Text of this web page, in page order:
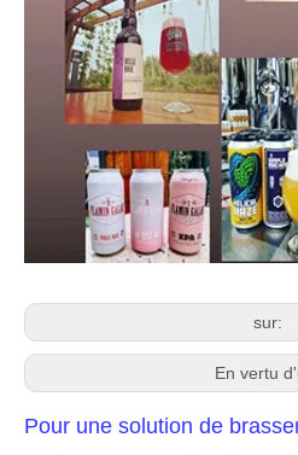
sur:
En vertu
Pour une solution de